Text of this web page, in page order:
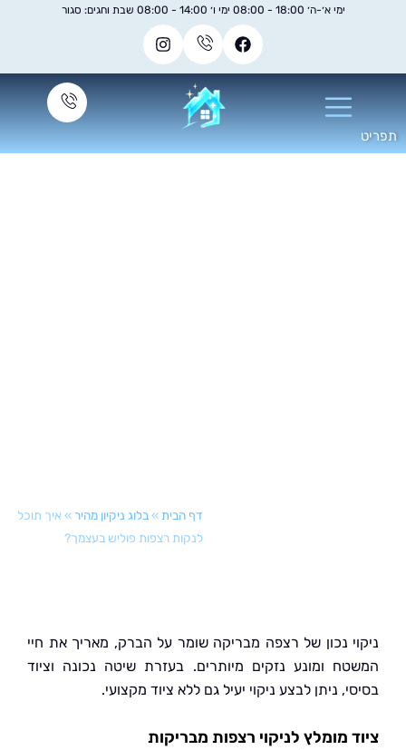
»בלוג ניקיון מהיר »איך תוכל
לנקות רצפות פוליש בעצמך?
נכון של רצפה מבריקה שומר על הברק, מאריך את חיי
ומונע נזקים מיותרים. בעזרת שיטה נכונה וציוד
ניתן לבצע ניקוי יעיל גם ללא ציוד מקצועי.
מומלץ לניקוי רצפות מבריקות